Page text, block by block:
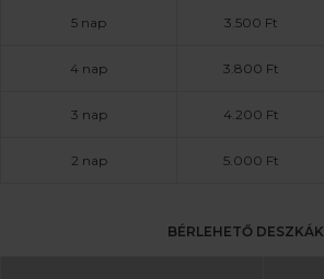
5 nap 3.500 Ft
4 nap 3.800 Ft
3 nap 4.200 Ft
2 nap 5.000 Ft
BÉRLEHETŐ DESZKÁK